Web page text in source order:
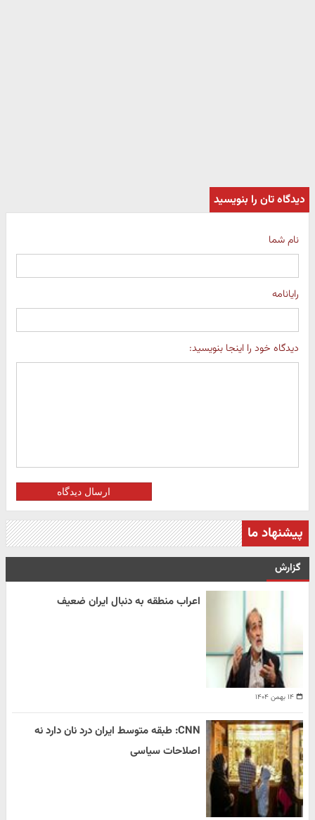
دیدگاه تان را بنویسید
نام شما
رایانامه
دیدگاه خود را اینجا بنویسید:
ارسال دیدگاه
پیشنهاد ما
گزارش
۱۴ بهمن ۱۴۰۴
اعراب منطقه به دنبال ایران ضعیف
CNN: طبقه متوسط ایران درد نان دارد نه
اصلاحات سیاسی